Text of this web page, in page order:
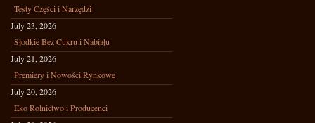
Testy Części i Narzędzi
July 23, 2026
Słodkie Bez Cukru i Nabiału
July 21, 2026
Premiery i Nowości Rynkowe
July 20, 2026
Eko Rolnictwo i Producenci